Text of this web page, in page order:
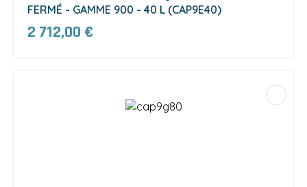
FERMÉ - GAMME 900 - 40 L (CAP9E40)
2 712,00 €